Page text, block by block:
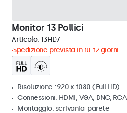
Monitor 13 Pollici
Articolo: 13HD7
Spedizione prevista in 10-12 giorni
Risoluzione 1920 x 1080 (Full HD)
Connessioni: HDMI, VGA, BNC, RCA
Montaggio: scrivania, parete